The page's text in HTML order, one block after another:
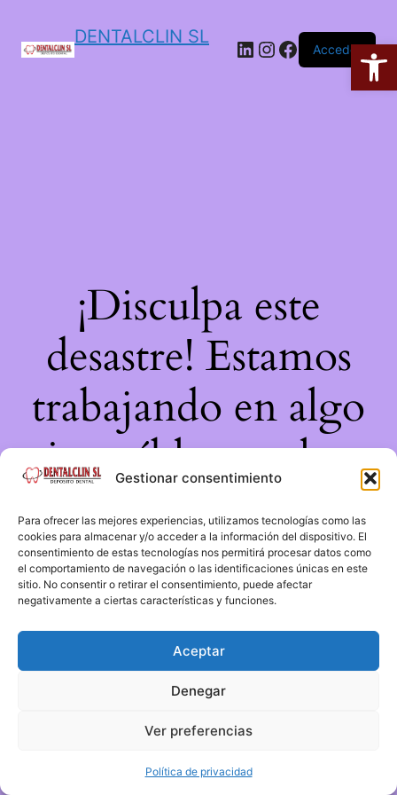
Gestionar consentimiento
Para ofrecer las mejores experiencias, utilizamos tecnologías como las
cookies para almacenar y/o acceder a la información del dispositivo. El
consentimiento de estas tecnologías nos permitirá procesar datos como
el comportamiento de navegación o las identificaciones únicas en este
sitio. No consentir o retirar el consentimiento, puede afectar
negativamente a ciertas características y funciones.
Aceptar
Denegar
Ver preferencias
Política de privacidad
DENTALCLIN SL
Acceder
¡Disculpa este
desastre! Estamos
trabajando en algo
increíble, ¡vuelve
pronto!